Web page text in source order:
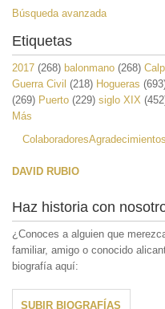
Búsqueda avanzada
Etiquetas
2017 (268) balonmano (268)
Guerra Civil (218) Hogueras
(269) Puerto (229) siglo XIX
Más
ColaboradoresAgradecimientos
DAVID RUBIO
Haz historia con
¿Conoces a alguien que
familiar, amigo o conocido
biografía aquí:
SUBIR BIOGRAFÍAS